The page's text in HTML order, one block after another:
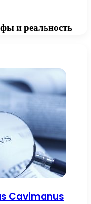
и реальность
Cavimanus